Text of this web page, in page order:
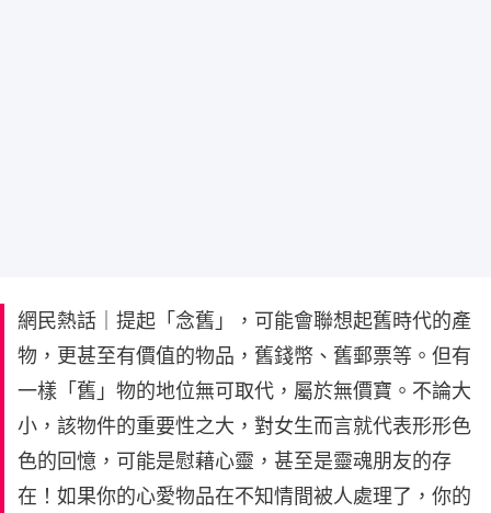
網民熱話｜提起「念舊」，可能會聯想起舊時代的產
物，更甚至有價值的物品，舊錢幣、舊郵票等。但有
一樣「舊」物的地位無可取代，屬於無價寶。不論大
小，該物件的重要性之大，對女生而言就代表形形色
色的回憶，可能是慰藉心靈，甚至是靈魂朋友的存
在！如果你的心愛物品在不知情間被人處理了，你的